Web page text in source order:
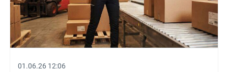
01.06.26 12:06